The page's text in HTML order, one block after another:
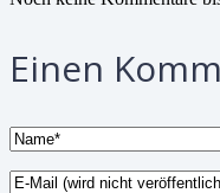
Einen